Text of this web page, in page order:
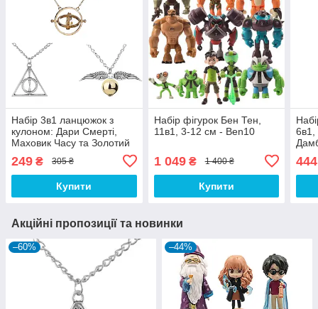
Набір 3в1 ланцюжок з
кулоном: Дари Смерті,
Маховик Часу та Золотий
Harry Potter
249 ₴ 305 ₴
Купити
Набір фігурок Бен Тен,
11в1, 3-12 см - Ben10
1 049₴ 1 400 ₴
Купити
6в1,
444
Акційні пропозиції та новинки
–60% –44%